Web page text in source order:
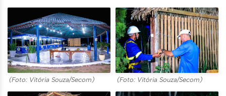
(Foto: Vitória Souza/Secom) (Foto: Vitória Souza/Secom)